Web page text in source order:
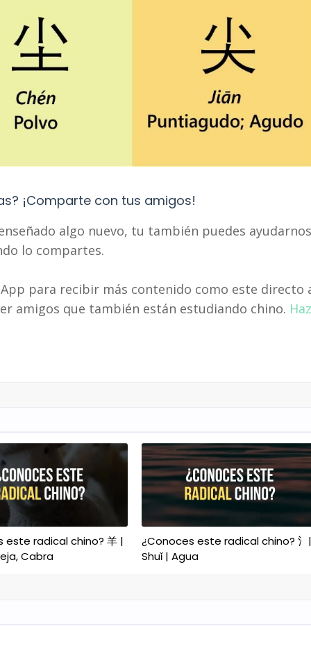
¡Comparte con tus amigos!
algo nuevo, tu también puedes
lo compartes.
para recibir más contenido como este directo
amigos que también están estudiando chino. Haz
este radical chino? 羊 |
Cabra
¿Conoces este radical chino? 氵|
Shuǐ | Agua